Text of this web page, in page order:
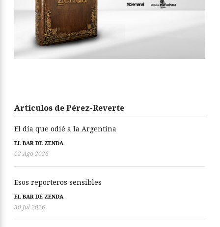
Artículos de Pérez-Reverte
El día que odié a la Argentina
EL BAR DE ZENDA
02 Ago 2026
Esos reporteros sensibles
EL BAR DE ZENDA
30 Jul 2026